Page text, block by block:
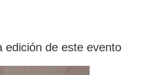
edición de este evento